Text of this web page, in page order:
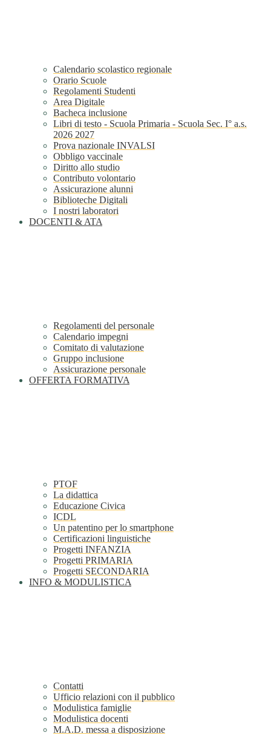
Calendario scolastico regionale
Orario Scuole
Regolamenti Studenti
Area Digitale
Bacheca inclusione
Libri di testo - Scuola Primaria - Scuola Sec. I° a.s.
2026 2027
Prova nazionale INVALSI
Obbligo vaccinale
Diritto allo studio
Contributo volontario
Assicurazione alunni
Biblioteche Digitali
I nostri laboratori
DOCENTI & ATA
Regolamenti del personale
Calendario impegni
Comitato di valutazione
Gruppo inclusione
Assicurazione personale
OFFERTA FORMATIVA
PTOF
La didattica
Educazione Civica
ICDL
Un patentino per lo smartphone
Certificazioni linguistiche
Progetti INFANZIA
Progetti PRIMARIA
Progetti SECONDARIA
INFO & MODULISTICA
Contatti
Ufficio relazioni con il pubblico
Modulistica famiglie
Modulistica docenti
M.A.D. messa a disposizione